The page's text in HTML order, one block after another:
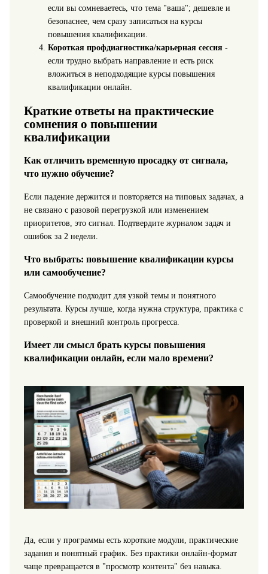
если вы сомневаетесь, что тема "ваша"; дешевле и
безопаснее, чем сразу записаться на курсы
повышения квалификации.
Короткая профдиагностика/карьерная сессия-
если трудно выбрать направление и есть риск
вложиться в неподходящие курсы повышения
квалификации онлайн.
Краткие ответы на практические
сомнения о повышении
квалификации
Как отличить временную просадку от сигнала,
что нужно обучение?
Если падение держится и повторяется на типовых задачах, а
не связано с разовой перегрузкой или изменением
приоритетов, это сигнал. Подтвердите журналом задач и
ошибок за 2 недели.
Что выбрать: повышение квалификации курсы
или самообучение?
Самообучение подходит для узкой темы и понятного
результата. Курсы лучше, когда нужна структура, практика с
проверкой и внешний контроль прогресса.
Имеет ли смысл брать курсы повышения
квалификации онлайн, если мало времени?
Да, если у программы есть короткие модули, практические
задания и понятный график. Без практики онлайн-формат
чаще превращается в "просмотр контента" без навыка.